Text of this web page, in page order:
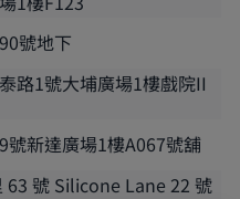
號地下
路1號大埔廣場1樓戲院II
號新達廣場1樓A067號舖
63 號 Silicone Lane 22 號